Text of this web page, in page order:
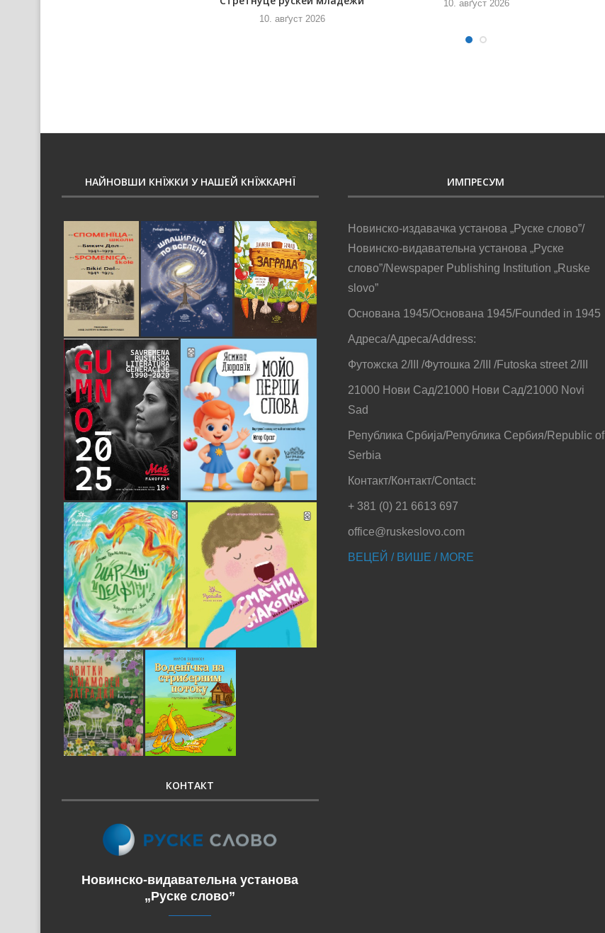
10. авґуст 2026
10. авґуст 2026
НАЙНОВШИ КНЇЖКИ У НАШЕЙ КНЇЖКАРНЇ
КОНТАКТ
Новинско-видавательна установа
„Руске слово”
ИМПРЕСУМ
Новинско-издавачка установа „Руске слово”/
Новинско-видавательна установа „Руске
слово”/Newspaper Publishing Institution „Ruske
slovo”
Основана 1945/Основана 1945/Founded in 1945
Адреса/Адреса/Address:
Футожска 2/III /Футошка 2/III /Futoska street 2/III
21000 Нови Сад/21000 Нови Сад/21000 Novi
Sad
Република Србија/Република Сербия/Republic of
Serbia
Контакт/Контакт/Contact:
+ 381 (0) 21 6613 697
office@ruskeslovo.com
ВЕЦЕЙ / ВИШЕ / MORE